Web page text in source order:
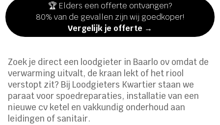
🏆 Elders een offerte ontvangen?
80% van de gevallen zijn wij goedkoper!
Vergelijk je offerte →
Zoek je direct een loodgieter in Baarlo ov omdat de
verwarming uitvalt, de kraan lekt of het riool
verstopt zit? Bij Loodgieters Kwartier staan we
paraat voor spoedreparaties, installatie van een
nieuwe cv ketel en vakkundig onderhoud aan
leidingen of sanitair.